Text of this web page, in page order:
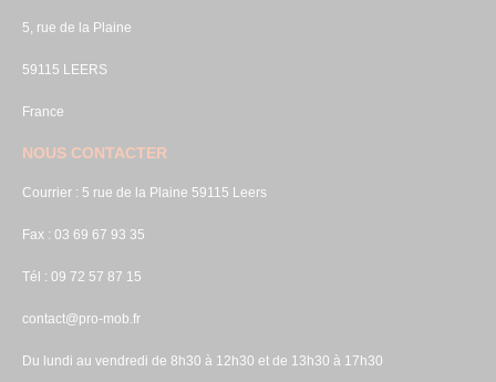
5, rue de la Plaine
59115 LEERS
France
NOUS CONTACTER
Courrier : 5 rue de la Plaine 59115 Leers
Fax : 03 69 67 93 35
Tél : 09 72 57 87 15
contact@pro-mob.fr
Du lundi au vendredi de 8h30 à 12h30 et de 13h30 à 17h30